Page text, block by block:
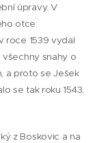
úpravy. V
otce:
roce 1539 vydal
všechny snahy o
a proto se Ješek
se tak roku 1543,
z Boskovic a na